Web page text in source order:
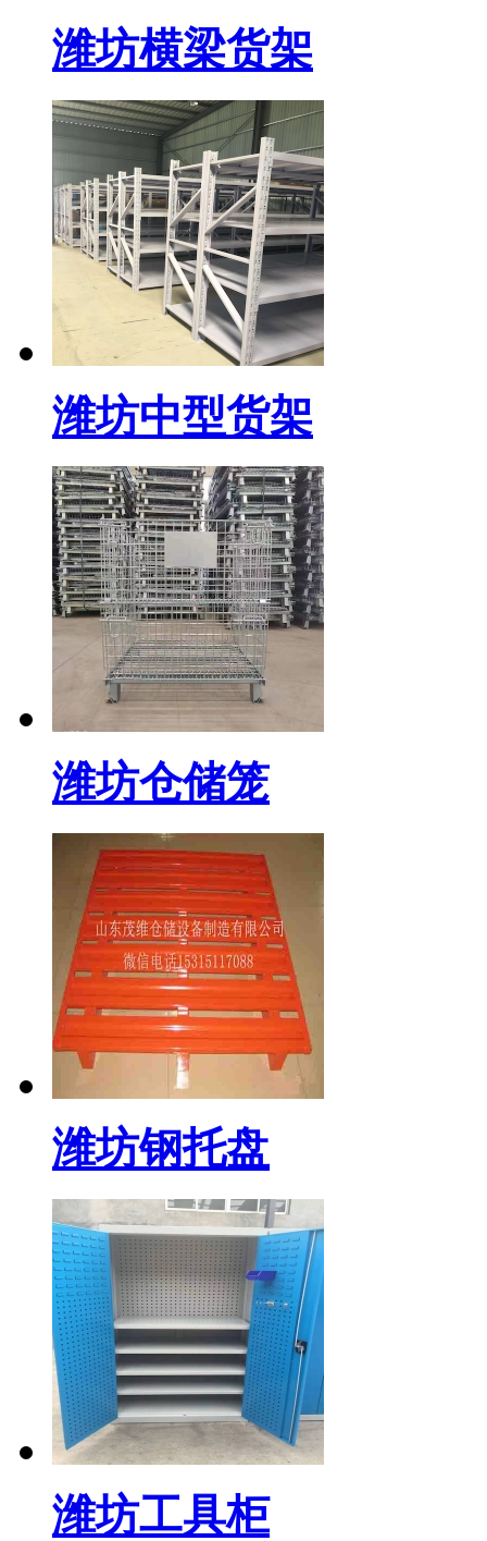
潍坊横梁货架
潍坊中型货架
潍坊仓储笼
潍坊钢托盘
潍坊工具柜